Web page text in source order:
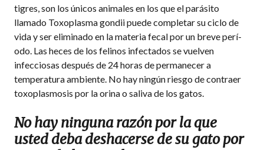
tigres, son los únicos animales en los que el parásito
llamado Toxoplasma gondii puede completar su ciclo de
vida y ser eliminado en la materia fecal por un breve perí­
odo. Las heces de los felinos infectados se vuelven
infecciosas después de 24 horas de permanecer a
temperatura ambiente. No hay ningún riesgo de contraer
toxoplasmosis por la orina o saliva de los gatos.
No hay ninguna razón por la que
usted deba deshacerse de su gato por